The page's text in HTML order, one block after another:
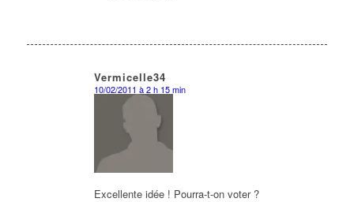
Vermicelle34
dit
10/02/2011 à 2 h 15 min
Excellente idée ! Pourra-t-on voter ?